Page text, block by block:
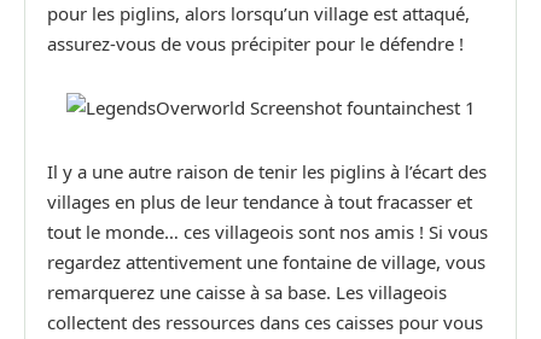
pour les piglins, alors lorsqu’un village est attaqué,
assurez-vous de vous précipiter pour le défendre !
Il y a une autre raison de tenir les piglins à l’écart des
villages en plus de leur tendance à tout fracasser et
tout le monde… ces villageois sont nos amis ! Si vous
regardez attentivement une fontaine de village, vous
remarquerez une caisse à sa base. Les villageois
collectent des ressources dans ces caisses pour vous